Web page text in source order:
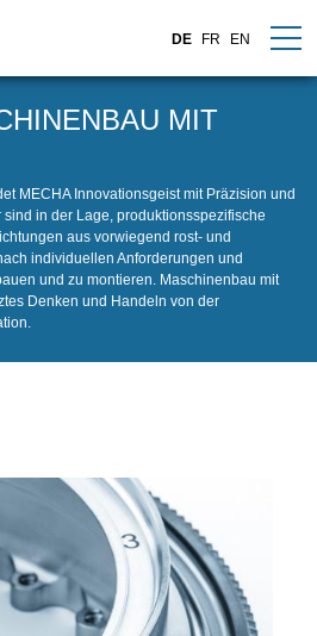
DE FR EN
MIT
MECHA Innovationsgeist mit Präzision und
in der Lage, produktionsspezifische
aus vorwiegend rost- und
individuellen Anforderungen und
und zu montieren. Maschinenbau mit
Denken und Handeln von der